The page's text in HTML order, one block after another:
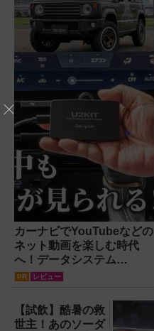
カーナビでYouTubeなどの
ネット動画を楽しむ時代
へ！データシステム
『U2KIT』がドライブを変
PR レビュー
【試飲】酷暑の救
世主！あのソーダ